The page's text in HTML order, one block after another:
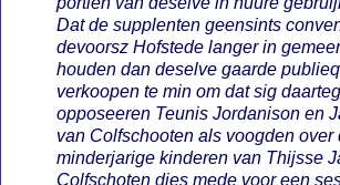
Dat de supplenten geensints
devoorsz Hofstede langer in
houden dan deselve gaarde
verkoopen te min om dat sig
opposeeren Teunis Jordanison en
van Colfschooten als voogden over
minderjarige kinderen van Thijsse
Colfschoten dies mede voor een